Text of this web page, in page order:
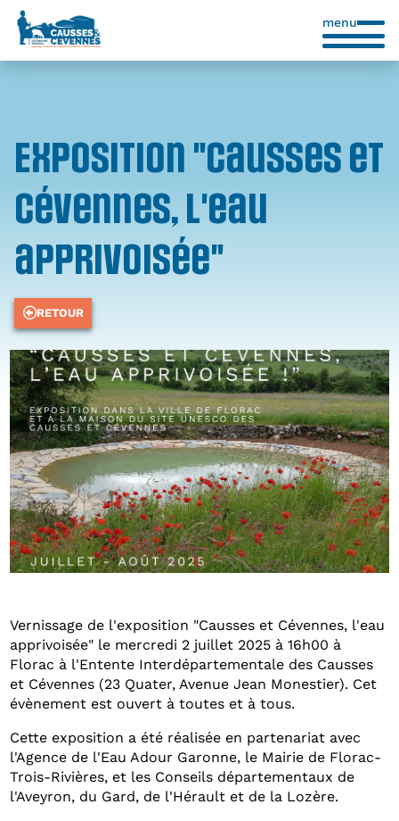
menu
Exposition "Causses et
Cévennes, l'eau
apprivoisée"
RETOUR
Vernissage de l'exposition "Causses et Cévennes, l'eau
apprivoisée" le mercredi 2 juillet 2025 à 16h00 à
Florac à l'Entente Interdépartementale des Causses
et Cévennes (23 Quater, Avenue Jean Monestier). Cet
évènement est ouvert à toutes et à tous.
Cette exposition a été réalisée en partenariat avec
l'Agence de l'Eau Adour Garonne, le Mairie de Florac-
Trois-Rivières, et les Conseils départementaux de
l'Aveyron, du Gard, de l'Hérault et de la Lozère.